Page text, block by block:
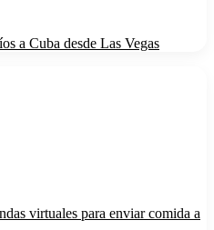
a Cuba desde Las Vegas
virtuales para enviar comida a